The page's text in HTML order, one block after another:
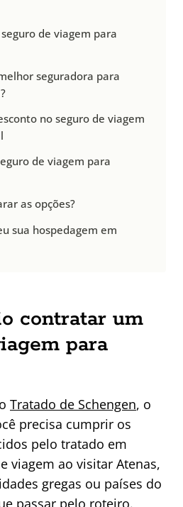
de viagem para
seguradora para
no seguro de viagem
de viagem para
as opções?
sua hospedagem em
contratar um
para
Tratado de Schengen, o
precisa cumprir os
pelo tratado em
viagem ao visitar Atenas,
gregas ou países do